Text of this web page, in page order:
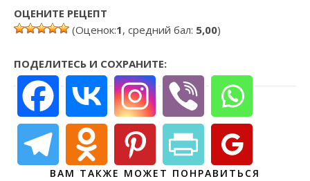
ОЦЕНИТЕ РЕЦЕПТ
(Оценок:1, средний бал: 5,00)
ПОДЕЛИТЕСЬ И СОХРАНИТЕ:
ВАМ ТАКЖЕ МОЖЕТ ПОНРАВИТЬСЯ